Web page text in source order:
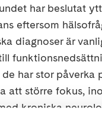
har beslutat
eftersom
diagnoser är
har stor
att större fokus,
kroniska